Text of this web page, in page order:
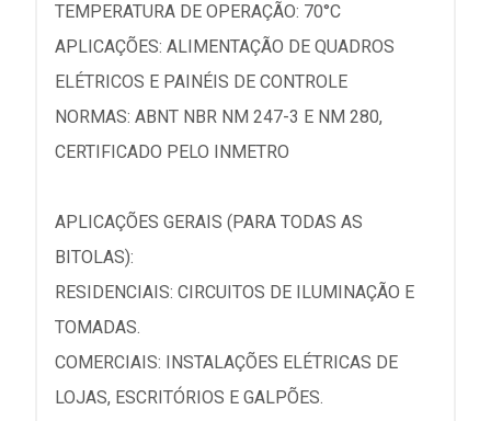
TEMPERATURA DE OPERAÇÃO: 70°C
APLICAÇÕES: ALIMENTAÇÃO DE QUADROS
ELÉTRICOS E PAINÉIS DE CONTROLE
NORMAS: ABNT NBR NM 247-3 E NM 280,
CERTIFICADO PELO INMETRO
APLICAÇÕES GERAIS (PARA TODAS AS
BITOLAS):
RESIDENCIAIS: CIRCUITOS DE ILUMINAÇÃO E
TOMADAS.
COMERCIAIS: INSTALAÇÕES ELÉTRICAS DE
LOJAS, ESCRITÓRIOS E GALPÕES.